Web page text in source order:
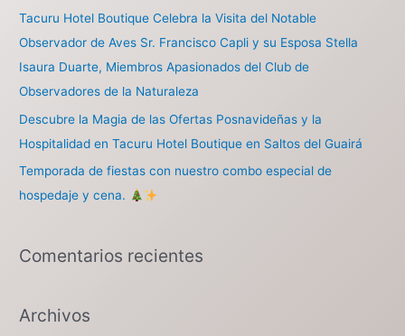
:
Tacuru Hotel Boutique Celebra la Visita del Notable
Observador de Aves Sr. Francisco Capli y su Esposa Stella
Isaura Duarte, Miembros Apasionados del Club de
Observadores de la Naturaleza
Descubre la Magia de las Ofertas Posnavideñas y la
Hospitalidad en Tacuru Hotel Boutique en Saltos del Guairá
Temporada de fiestas con nuestro combo especial de
hospedaje y cena.
Comentarios recientes
Archivos